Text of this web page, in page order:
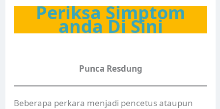
Periksa Simptom
anda Di Sini
Punca Resdung
Beberapa perkara menjadi pencetus ataupun